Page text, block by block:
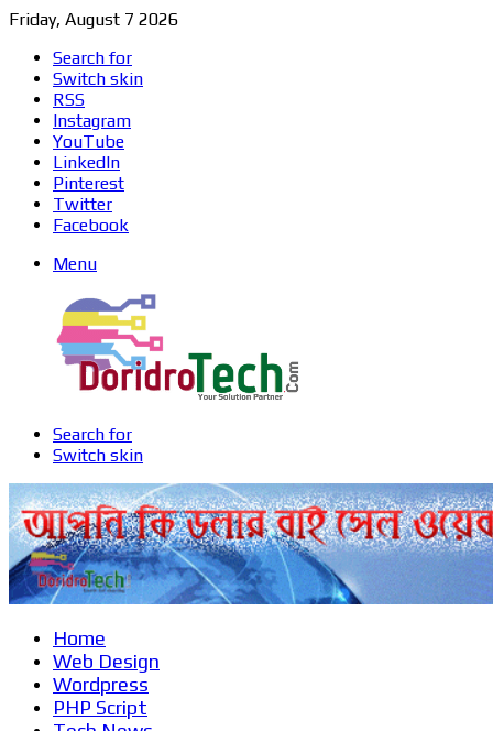
Friday, August 7 2026
Search for
Switch skin
RSS
Instagram
YouTube
LinkedIn
Pinterest
Twitter
Facebook
Menu
Search for
Switch skin
Home
Web Design
Wordpress
PHP Script